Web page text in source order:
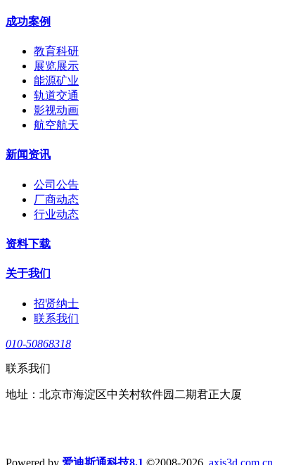
成功案例
教育科研
展览展示
能源矿业
轨道交通
影视动画
航空航天
新闻资讯
公司公告
厂商动态
行业动态
资料下载
关于我们
招贤纳士
联系我们
010-50868318
联系我们
地址：北京市海淀区中关村软件园二期君正大厦
Powered by 爱迪斯通科技8.1 ©2008-2026 axis3d.com.cn